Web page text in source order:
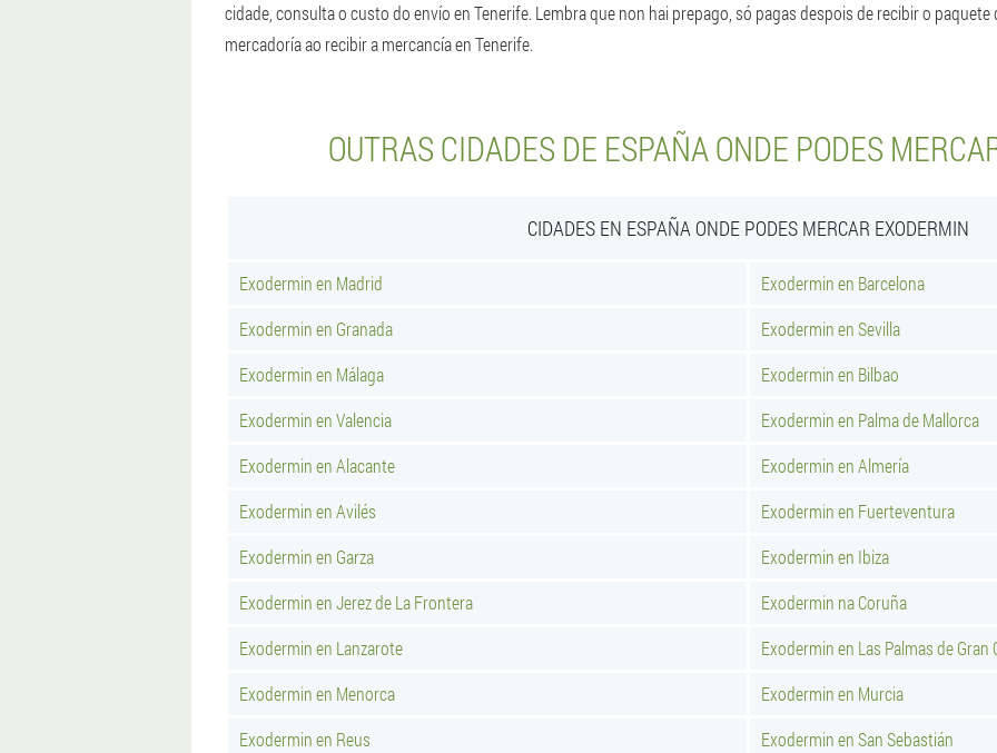
cidade, consulta o custo do envío en Tenerife. Lembra que non hai prepago, só pagas despois de recibir o
mercadoría ao recibir a mercancía en Tenerife.
OUTRAS CIDADES DE ESPAÑA ONDE PODES
CIDADES EN ESPAÑA ONDE PODES MERCAR EXODERMIN
Exodermin en Madrid
Exodermin en Barcelona
Exodermin en Granada
Exodermin en Sevilla
Exodermin en Málaga
Exodermin en Bilbao
Exodermin en Valencia
Exodermin en Palma de Mallorca
Exodermin en Alacante
Exodermin en Almería
Exodermin en Avilés
Exodermin en Fuerteventura
Exodermin en Garza
Exodermin en Ibiza
Exodermin en Jerez de La Frontera
Exodermin na Coruña
Exodermin en Lanzarote
Exodermin en Las Palmas de Gran
Exodermin en Menorca
Exodermin en Murcia
Exodermin en Reus
Exodermin en San Sebastián